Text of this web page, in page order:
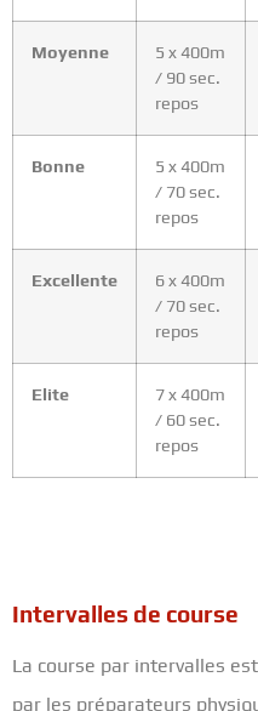
Moyenne
5 x 400m
/ 90 sec.
repos
Bonne
5 x 400m
/ 70 sec.
repos
Excellente
6 x 400m
/ 70 sec.
repos
Elite
7 x 400m
/ 60 sec.
repos
Intervalles de course
La course par intervalles
par les préparateurs